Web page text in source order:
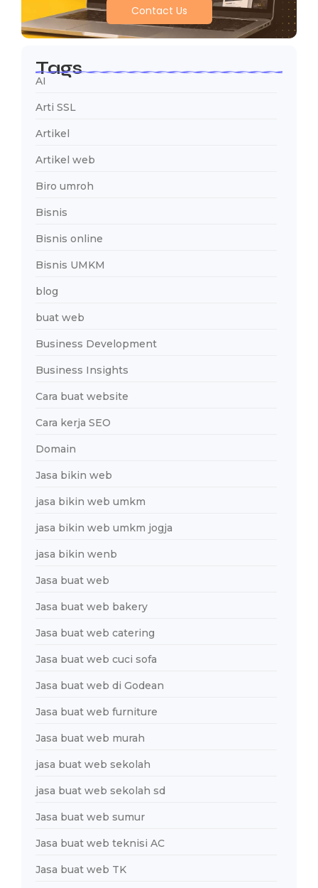
Contact Us
Tags
AI
Arti SSL
Artikel
Artikel web
Biro umroh
Bisnis
Bisnis online
Bisnis UMKM
blog
buat web
Business Development
Business Insights
Cara buat website
Cara kerja SEO
Domain
Jasa bikin web
jasa bikin web umkm
jasa bikin web umkm jogja
jasa bikin wenb
Jasa buat web
Jasa buat web bakery
Jasa buat web catering
Jasa buat web cuci sofa
Jasa buat web di Godean
Jasa buat web furniture
Jasa buat web murah
jasa buat web sekolah
jasa buat web sekolah sd
Jasa buat web sumur
Jasa buat web teknisi AC
Jasa buat web TK